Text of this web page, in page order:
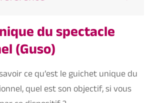
du spectacle
(Guso)
ce qu’est le guichet unique du
quel est son objectif, si vous